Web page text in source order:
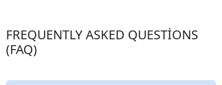
FREQUENTLY ASKED QUESTIONS
(FAQ)